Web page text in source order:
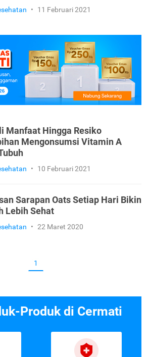
• 11 Februari 2021
Manfaat Hingga Resiko
Mengonsumsi Vitamin A
• 10 Februari 2021
Sarapan Oats Setiap Hari Bikin
Lebih Sehat
• 22 Maret 2020
1
Produk di Cermati